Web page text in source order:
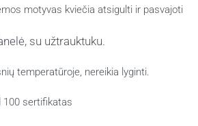
motyvas kviečia atsigulti ir pasvajoti
su užtrauktuku.
temperatūroje, nereikia lyginti.
100 sertifikatas